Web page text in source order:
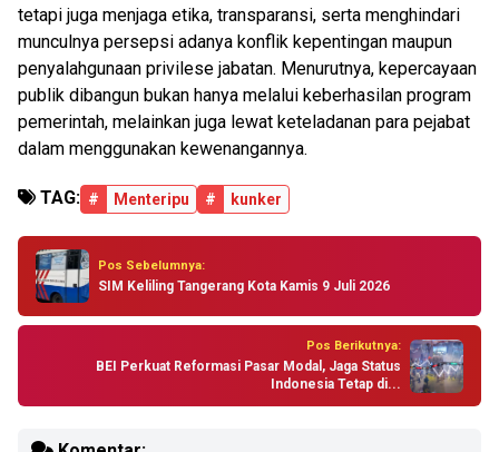
tetapi juga menjaga etika, transparansi, serta menghindari
munculnya persepsi adanya konflik kepentingan maupun
penyalahgunaan privilese jabatan. Menurutnya, kepercayaan
publik dibangun bukan hanya melalui keberhasilan program
pemerintah, melainkan juga lewat keteladanan para pejabat
dalam menggunakan kewenangannya.
TAG: # Menteripu # kunker
Pos Sebelumnya:
SIM Keliling Tangerang Kota Kamis 9 Juli 2026
Pos Berikutnya:
BEI Perkuat Reformasi Pasar Modal, Jaga Status
Indonesia Tetap di...